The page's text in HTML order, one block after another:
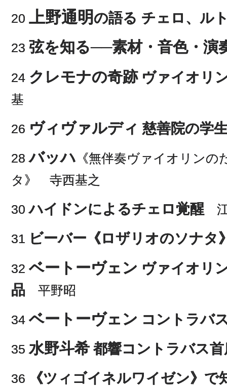
20 上野通明の語る チェロ、ル
23 弦を知る──素材・音色・演
24 クレモナの奇跡 ヴァイオリ
基
26 ヴィヴァルディ 慈善院の学
28バッハ 《無伴奏ヴァイオリン
タ》 寺西基之
30ハイドンによるチェロ覚醒
31 ビーバー《ロザリオのソナタ
32 ベートーヴェン ヴァイオリ
品 平野昭
34 ベートーヴェン コントラバ
35 水野斗希 都響コントラバス
36
《ツィゴイネルワイゼン》